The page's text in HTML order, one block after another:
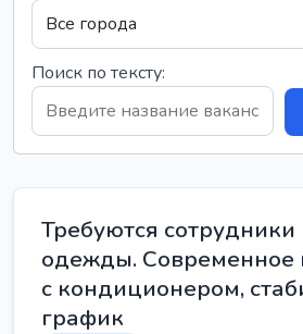
Поиск по тексту:
Требуются сотрудники
одежды.
с кондиционером,
график